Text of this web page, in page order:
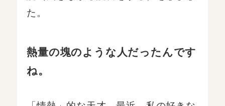
た。
熱量の塊のような人だったんです
ね。